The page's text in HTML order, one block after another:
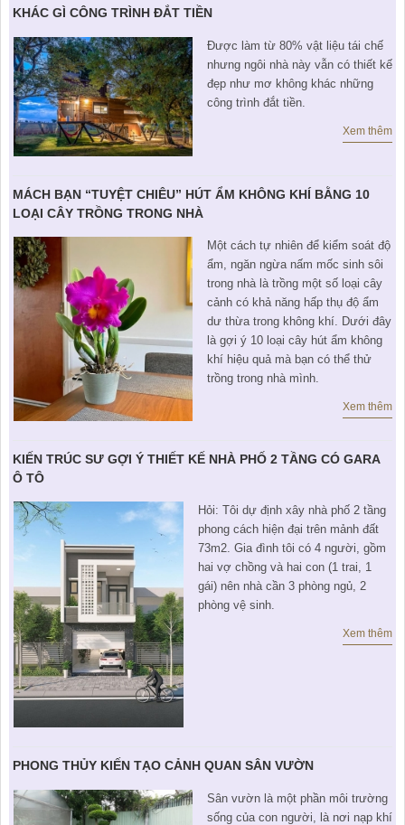
THÀNH ĐÔNG VỚI XÃ HÔI
BẮC
LIÊN HỆ & GIẢI ĐÁP
KIẾN TRÚC & PHONG THUỶ
TIN TỨC TỔNG HỢP
LIÊN HỆ
KHÁC GÌ CÔNG TRÌNH ĐẮT TIỀN
Được làm từ 80% vật liệu tái chế
nhưng ngôi nhà này vẫn có thiết kế
đẹp như mơ không khác những
công trình đắt tiền.
Xem thêm
MÁCH BẠN “TUYỆT CHIÊU” HÚT ẨM KHÔNG KHÍ BẰNG 10
LOẠI CÂY TRỒNG TRONG NHÀ
Một cách tự nhiên để kiểm soát độ
ẩm, ngăn ngừa nấm mốc sinh sôi
trong nhà là trồng một số loại cây
cảnh có khả năng hấp thụ độ ẩm
dư thừa trong không khí. Dưới đây
là gợi ý 10 loại cây hút ẩm không
khí hiệu quả mà bạn có thể thử
trồng trong nhà mình.
Xem thêm
KIẾN TRÚC SƯ GỢI Ý THIẾT KẾ NHÀ PHỐ 2 TẦNG CÓ GARA
Ô TÔ
Hỏi: Tôi dự định xây nhà phố 2 tầng
phong cách hiện đại trên mảnh đất
73m2. Gia đình tôi có 4 người, gồm
hai vợ chồng và hai con (1 trai, 1
gái) nên nhà cần 3 phòng ngủ, 2
phòng vệ sinh.
Xem thêm
PHONG THỦY KIẾN TẠO CẢNH QUAN SÂN VƯỜN
Sân vườn là một phần môi trường
sống của con người, là nơi nạp khí